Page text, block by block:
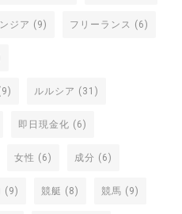
ジア (9) フリーランス (6)
ルルシア (31)
即日現金化 (6)
女性 (6) 成分 (6)
(9) 競艇 (8) 競馬 (9)